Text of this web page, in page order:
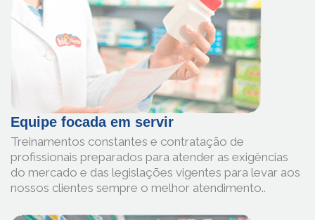
Equipe focada em servir
Treinamentos constantes e contratação de
profissionais preparados para atender as exigências
do mercado e das legislações vigentes para levar aos
nossos clientes sempre o melhor atendimento..